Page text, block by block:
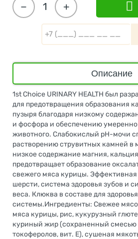
+
−
Описание
1st Choice URINARY HEALTH был
для предотвращения образования
пузыря благодаря низкому
и фосфора и обеспечению
животного. Слабокислый рН-мочи
растворению струвитных камней в
низкое содержание магния,
предотвращает образование
свежего мяса курицы.
шерсти, система здоровья зубов и
веса. Клюква в составе для
системы.Ингредиенты: Свежее
мяса курицы, рис, кукурузный
куриный жир (сохраненный смесью
токоферолов, вит. Е), сушеная